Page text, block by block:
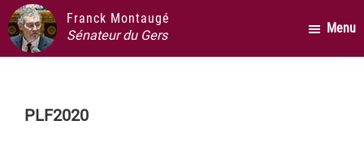
Passer
au
contenu
Passer
la
latérale
Passer
au
pied
page
Franck Montaugé
Sénateur du Gers
Menu
PLF2020